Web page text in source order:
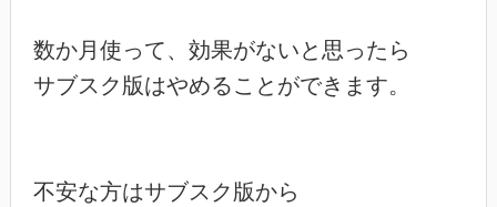
数か月使って、効果がないと思ったら
サブスク版はやめることができます。
不安な方はサブスク版から